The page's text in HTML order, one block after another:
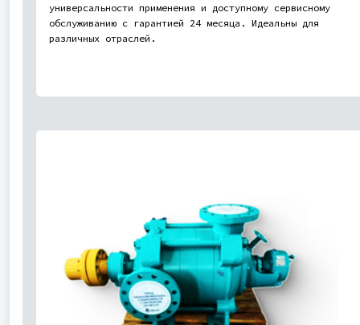
универсальности применения и доступному сервисному
обслуживанию с гарантией 24 месяца. Идеальны для
различных отраслей.